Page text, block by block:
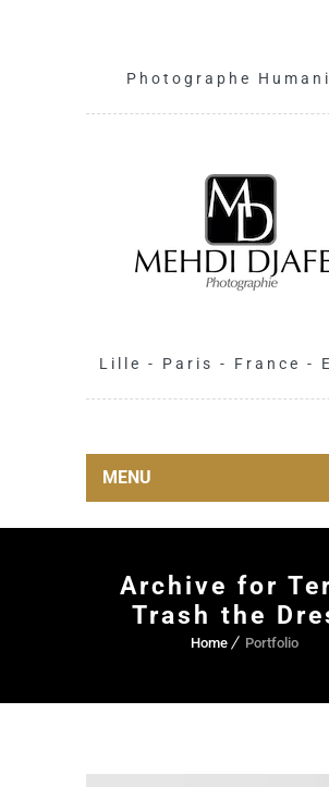
Photographe
Lille - Paris - France -
MENU
Archive for
Trash the
Home Portfolio